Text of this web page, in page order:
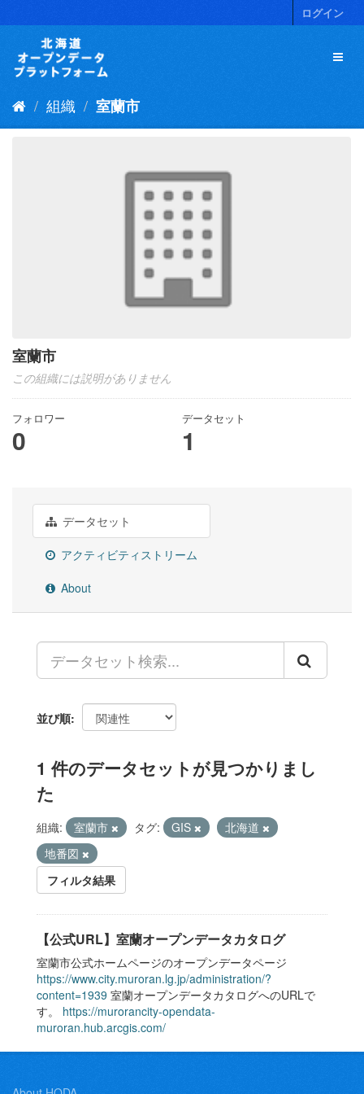
キ
ログイン
組織 室蘭市
室蘭市
この組織には説明がありません
フォロワー
0
データセット
1
データセット
アクティビティストリーム
About
並び順
1 件のデータセットが見つかりまし
た
組織: 室蘭市 タグ: GIS
北海道
地番図
フィルタ結果
【公式URL】室蘭オープンデータカタログ
室蘭市公式ホームページのオープンデータページ
https://www.city.muroran.lg.jp/administration/?
content=1939 室蘭オープンデータカタログへのURLで
す。 https://murorancity-opendata-
muroran.hub.arcgis.com/